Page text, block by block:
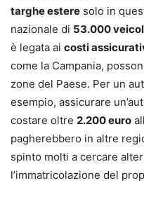
targhe estere solo in
nazionale di 53.000
è legata ai costi
come la Campania,
zone del Paese. Per un
esempio, assicurare
costare oltre 2.200 euro
pagherebbero in altre
spinto molti a cercare
l’immatricolazione del